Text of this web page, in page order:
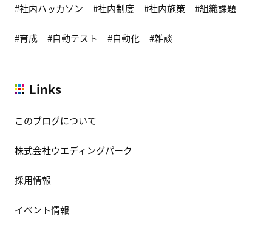
社内ハッカソン 社内制度 社内施策 組織課題
育成 自動テスト 自動化 雑談
Links
このブログについて
株式会社ウエディングパーク
採用情報
イベント情報